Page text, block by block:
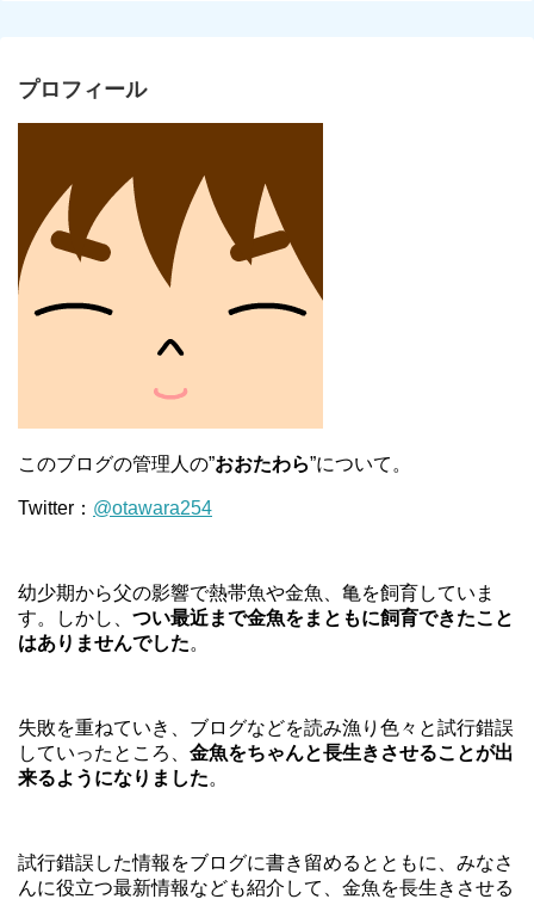
プロフィール
このブログの管理人の”おおたわら”について。
Twitter： @otawara254
幼少期から父の影響で熱帯魚や金魚、亀を飼育していま
す。しかし、 つい最近まで金魚をまともに飼育できたこと
はありませんでした。
失敗を重ねていき、ブログなどを読み漁り色々と試行錯誤
していったところ、 金魚をちゃんと長生きさせることが出
来るようになりました。
試行錯誤した情報をブログに書き留めるとともに、みなさ
んに役立つ最新情報なども紹介して、金魚を長生きさせる